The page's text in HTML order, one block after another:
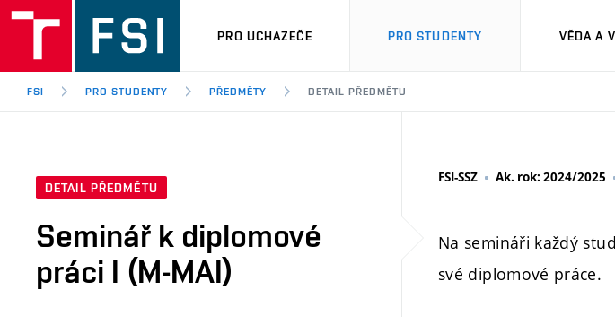
PRO UCHAZEČE PRO STUDENTY VĚDA A
FSI PRO STUDENTY PŘEDMĚTY DETAIL PŘEDMĚTU
DETAIL PŘEDMĚTU
Seminář k diplomové
práci I (M-MAI)
FSI-SSZ Ak. rok: 2024/2025
Na semináři každý
své diplomové práce.